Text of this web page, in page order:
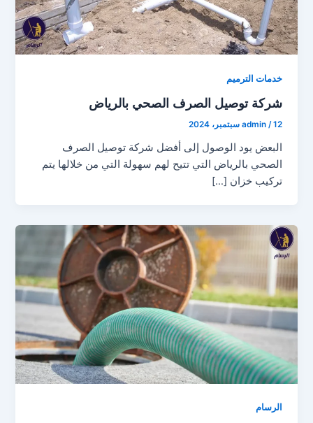
خدمات الترميم
شركة توصيل الصرف الصحي بالرياض
admin /12 سبتمبر، 2024
البعض يود الوصول إلى أفضل شركة توصيل الصرف
الصحي بالرياض التي تتيح لهم سهولة التي من خلالها يتم
تركيب خزان […]
الرسام